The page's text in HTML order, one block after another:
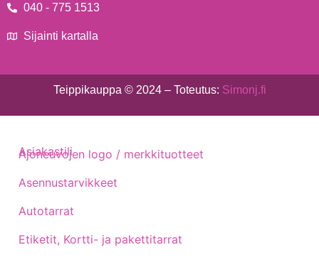
040 - 775 1513
Sijainti kartalla
Teippikauppa © 2024 – Toteutus: Simonj.fi
Ajoneuvojen logo / merkkituotteet
Asennustarvikkeet
Autotarrat
Etiketit, Kortti- ja pakettitarrat
Asiakastili